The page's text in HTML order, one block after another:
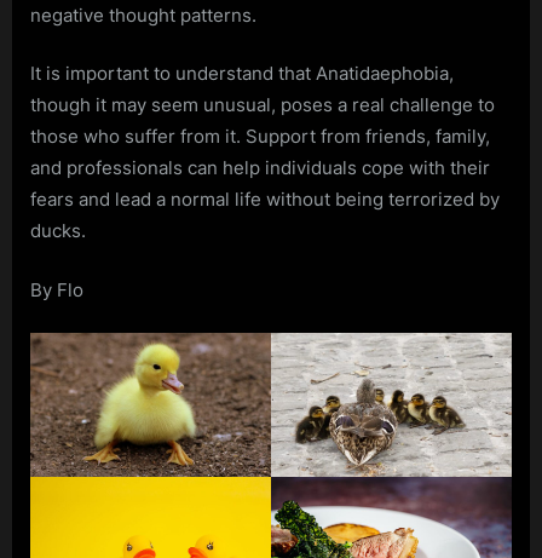
negative thought patterns.
It is important to understand that Anatidaephobia,
though it may seem unusual, poses a real challenge to
those who suffer from it. Support from friends, family,
and professionals can help individuals cope with their
fears and lead a normal life without being terrorized by
ducks.
By Flo